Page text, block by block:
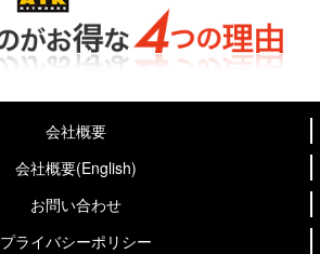
会社概要
会社概要(English)
お問い合わせ
プライバシーポリシー